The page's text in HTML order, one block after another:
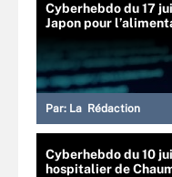
Cyberhebdo du 17
Japon pour
Par: La Rédaction
Cyberhebdo du 10
hospitalier de